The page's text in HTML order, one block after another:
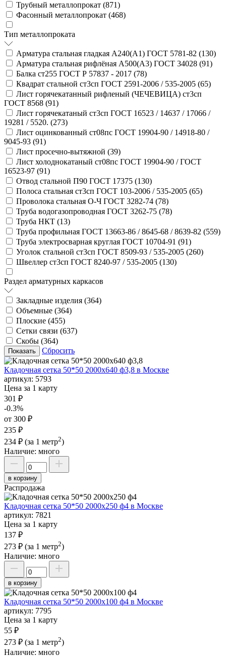
Трубный металлопрокат (871)
Фасонный металлопрокат (468)
Тип металлопроката
Арматура стальная гладкая А240(А1) ГОСТ 5781-82 (130)
Арматура стальная рифлёная А500(А3) ГОСТ 34028 (91)
Балка ст255 ГОСТ Р 57837 - 2017 (78)
Квадрат стальной ст3сп ГОСТ 2591-2006 / 535-2005 (65)
Лист горячекатанный рифленый (ЧЕЧЕВИЦА) ст3сп
ГОСТ 8568 (91)
Лист горячекатаный ст3сп ГОСТ 16523 / 14637 / 17066 /
19281 / 5520. (273)
Лист оцинкованный ст08пс ГОСТ 19904-90 / 14918-80 /
9045-93 (91)
Лист просечно-вытяжной (39)
Лист холоднокатаный ст08пс ГОСТ 19904-90 / ГОСТ
16523-97 (91)
Отвод стальной П90 ГОСТ 17375 (130)
Полоса стальная ст3сп ГОСТ 103-2006 / 535-2005 (65)
Проволока стальная О-Ч ГОСТ 3282-74 (78)
Труба водогазопроводная ГОСТ 3262-75 (78)
Труба НКТ (13)
Труба профильная ГОСТ 13663-86 / 8645-68 / 8639-82 (559)
Труба электросварная круглая ГОСТ 10704-91 (91)
Уголок стальной ст3сп ГОСТ 8509-93 / 535-2005 (260)
Швеллер ст3сп ГОСТ 8240-97 / 535-2005 (130)
Раздел арматурных каркасов
Закладные изделия (364)
Объемные (364)
Плоские (455)
Сетки связи (637)
Скобы (364)
Сбросить
Кладочная сетка 50*50 2000х640 ф3,8 в Москве
артикул: 5793
Цена за 1 карту
301 ₽
-0.3%
от 300 ₽
235 ₽
234 ₽ (за 1 метр2)
Наличие: много
в корзину
Распродажа
Кладочная сетка 50*50 2000х250 ф4 в Москве
артикул: 7821
Цена за 1 карту
137 ₽
273 ₽ (за 1 метр2)
Наличие: много
в корзину
Кладочная сетка 50*50 2000х100 ф4 в Москве
артикул: 7795
Цена за 1 карту
55 ₽
273 ₽ (за 1 метр2)
Наличие: много